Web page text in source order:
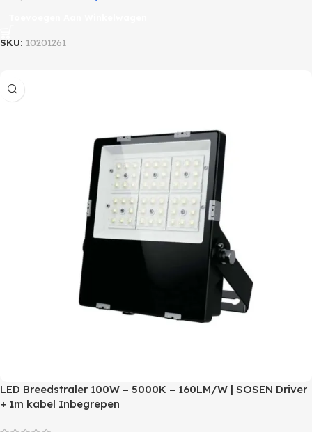
SKU: 10201261
LED Breedstraler 100W – 5000K – 160LM/W | SOSEN Driver
+ 1m kabel Inbegrepen